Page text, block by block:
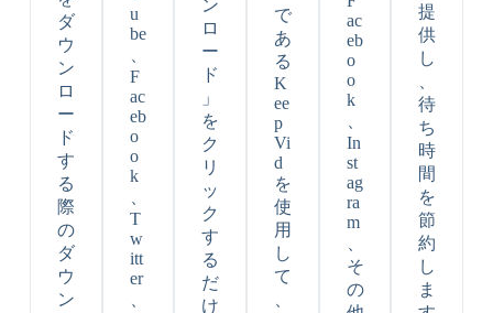
ダ
ウ
ン
ロ
ー
ド
す
る
際
の
ダ
ウ
ン
u
be
F
ac
eb
o
o
k
T
w
itt
er
ン
ロ
ー
ド
」
を
ク
リ
ッ
ク
す
る
だ
け
で
あ
る
K
ee
p
Vi
d
を
使
用
し
て
ac
eb
o
o
k
In
st
ag
ra
m
そ
の
提
供
し
待
ち
時
間
を
節
約
し
ま